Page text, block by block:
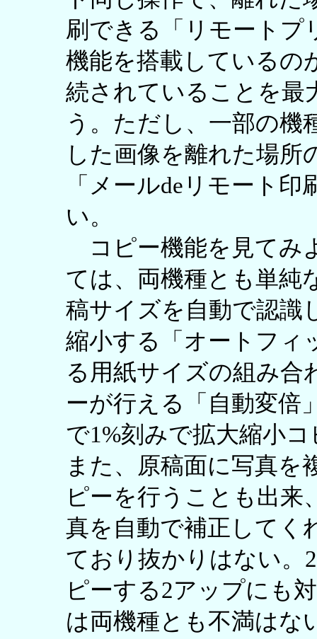
刷できる「リモートプ
機能を搭載しているの
続されていることを最
う。ただし、一部の機
した画像を離れた場所
「メールdeリモート
い。
コピー機能を見てみ
ては、両機種とも単純
稿サイズを自動で認識
縮小する「オートフィ
る用紙サイズの組み合
ーが行える「自動変倍
で1%刻みで拡大縮小
また、原稿面に写真を
ピーを行うことも出来
真を自動で補正してく
ており抜かりはない。
ピーする2アップにも
は両機種とも不満はな